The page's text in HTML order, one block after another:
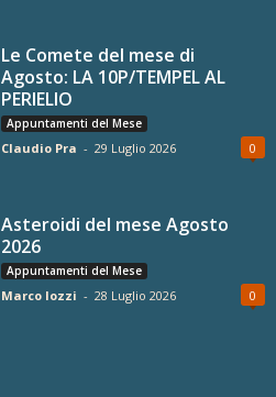
Le Comete del mese di
Agosto: LA 10P/TEMPEL AL
PERIELIO
Appuntamenti del Mese
Claudio Pra - 29 Luglio 2026 0
Asteroidi del mese Agosto
2026
Appuntamenti del Mese
Marco Iozzi - 28 Luglio 2026 0